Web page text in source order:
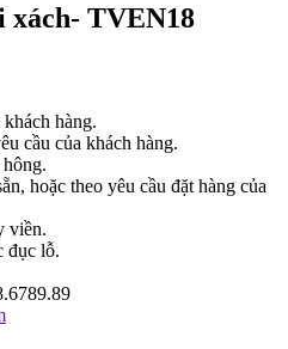
xách- TVEN18
hàng.
cầu của khách hàng.
hoặc theo yêu cầu đặt hàng của
viền.
đục lỗ.